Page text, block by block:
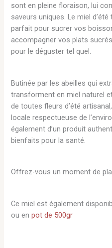
sont en pleine floraison, lui
saveurs uniques. Le miel
parfait pour sucrer vos
accompagner vos plats
pour le déguster tel quel.
Butinée par les abeilles qui
transforment en miel naturel
de toutes fleurs d’été
locale respectueuse de
également d’un produit
bienfaits pour la santé.
Offrez-vous un moment de
Ce miel est également
ou enpot de 500gr